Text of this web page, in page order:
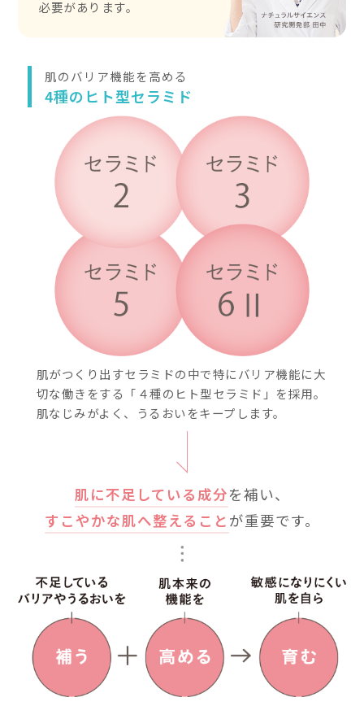
ベタつくのにカサ
毛穴や吹き出物が
思春期ニキビが気
Tゾーンが皮脂テカ
うるおいが溜まり
製品
皮脂バランスを調